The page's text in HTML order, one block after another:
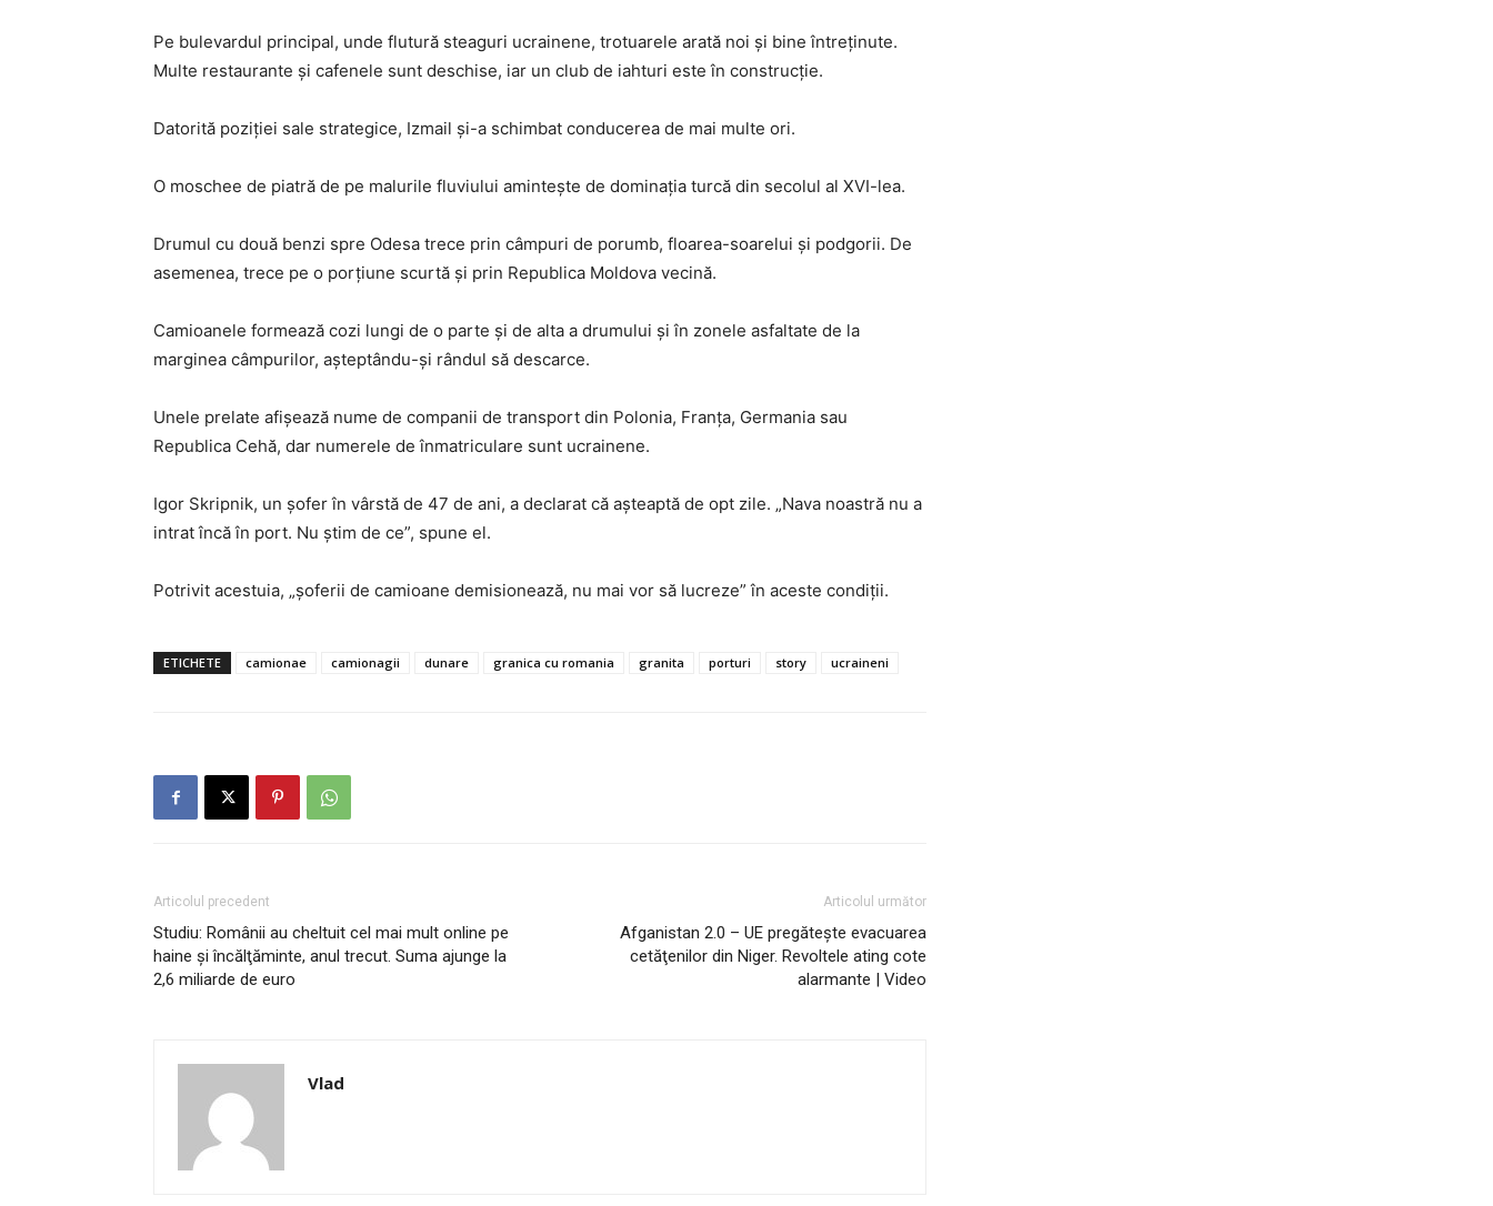
Pe bulevardul principal, unde flutură steaguri ucrainene, trotuarele arată noi şi bine întreţinute.
Multe restaurante şi cafenele sunt deschise, iar un club de iahturi este în construcţie.
Datorită poziţiei sale strategice, Izmail şi-a schimbat conducerea de mai multe ori.
O moschee de piatră de pe malurile fluviului aminteşte de dominaţia turcă din secolul al XVI-lea.
Drumul cu două benzi spre Odesa trece prin câmpuri de porumb, floarea-soarelui şi podgorii. De
asemenea, trece pe o porţiune scurtă şi prin Republica Moldova vecină.
Camioanele formează cozi lungi de o parte şi de alta a drumului şi în zonele asfaltate de la
marginea câmpurilor, aşteptându-şi rândul să descarce.
Unele prelate afişează nume de companii de transport din Polonia, Franţa, Germania sau
Republica Cehă, dar numerele de înmatriculare sunt ucrainene.
Igor Skripnik, un şofer în vârstă de 47 de ani, a declarat că aşteaptă de opt zile. „Nava noastră nu a
intrat încă în port. Nu ştim de ce”, spune el.
Potrivit acestuia, „şoferii de camioane demisionează, nu mai vor să lucreze” în aceste condiţii.
ETICHETE camionae camionagii dunare granica cu romania granita porturi story ucraineni
Articolul precedent
Studiu: Românii au cheltuit cel mai mult online pe
haine şi încălţăminte, anul trecut. Suma ajunge la
2,6 miliarde de euro
Articolul următor
Afganistan 2.0 – UE pregătește evacuarea
cetăţenilor din Niger. Revoltele ating cote
alarmante | Video
Vlad